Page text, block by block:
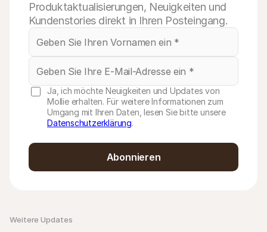
Weitere Updates
Produktaktualisierungen, Neuigkeiten und
Kundenstories direkt in Ihren Posteingang.
Ja, ich möchte Neuigkeiten und Updates von
Mollie erhalten. Für weitere Informationen zum
Umgang mit Ihren Daten, lesen Sie bitte unsere
Datenschutzerklärung.
Abonnieren